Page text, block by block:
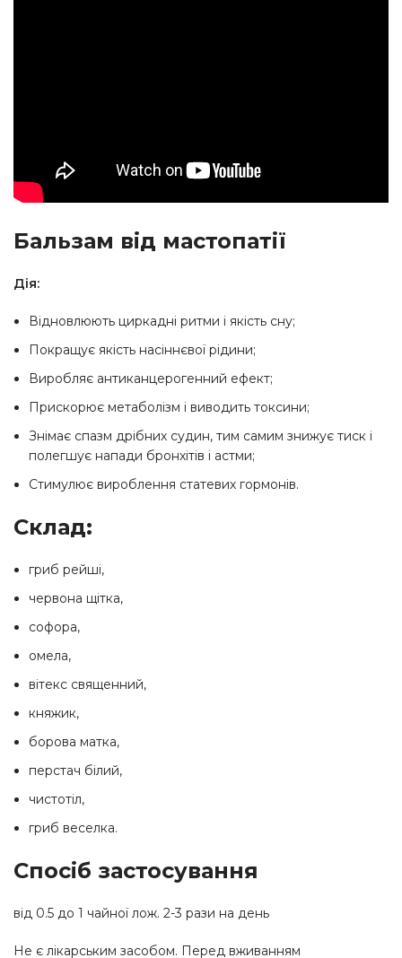
Бальзам від мастопатії
Дія:
Відновлюють циркадні ритми і якість сну;
Покращує якість насіннєвої рідини;
Виробляє антиканцерогенний ефект;
Прискорює метаболізм і виводить токсини;
Знімає спазм дрібних судин, тим самим знижує тиск і
полегшує напади бронхітів і астми;
Стимулює вироблення статевих гормонів.
Склад:
гриб рейші,
червона щітка,
софора,
омела,
вітекс священний,
княжик,
борова матка,
перстач білий,
чистотіл,
гриб веселка.
Спосіб застосування
від 0.5 до 1 чайної лож. 2-3 рази на день
Не є лікарським засобом. Перед вживанням